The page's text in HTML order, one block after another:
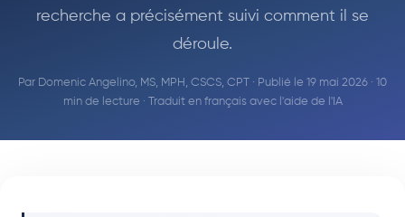
recherche a précisément suivi comment il se
déroule.
Par Domenic Angelino, MS, MPH, CSCS, CPT · Publié le 19 mai 2026 · 10
min de lecture · Traduit en français avec l'aide de l'IA